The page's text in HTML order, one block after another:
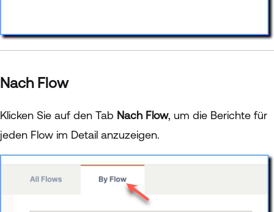
Nach Flow
Klicken Sie auf den Tab Nach Flow, um die Berichte für
jeden Flow im Detail anzuzeigen.